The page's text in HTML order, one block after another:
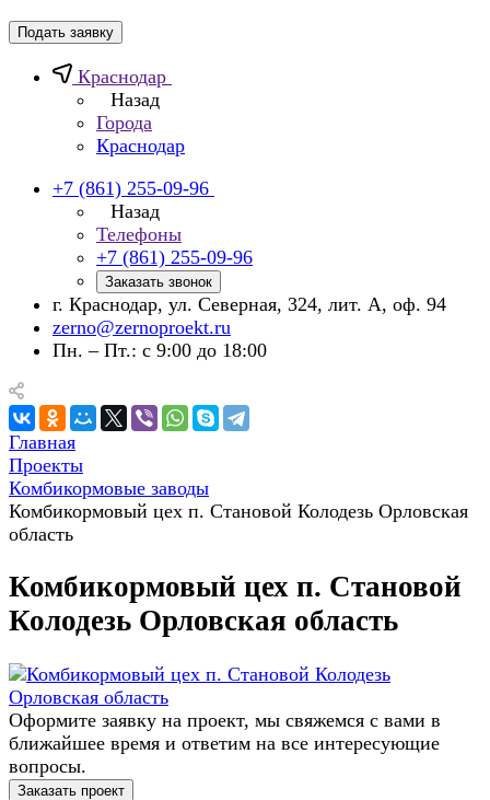
Подать заявку
Краснодар
Назад
Города
Краснодар
+7 (861) 255-09-96
Назад
Телефоны
+7 (861) 255-09-96
Заказать звонок
г. Краснодар, ул. Северная, 324, лит. А, оф. 94
zerno@zernoproekt.ru
Пн. – Пт.: с 9:00 до 18:00
Главная
Проекты
Комбикормовые заводы
Комбикормовый цех п. Становой Колодезь Орловская
область
Комбикормовый цех п. Становой
Колодезь Орловская область
Оформите заявку на проект, мы свяжемся с вами в
ближайшее время и ответим на все интересующие
вопросы.
Заказать проект